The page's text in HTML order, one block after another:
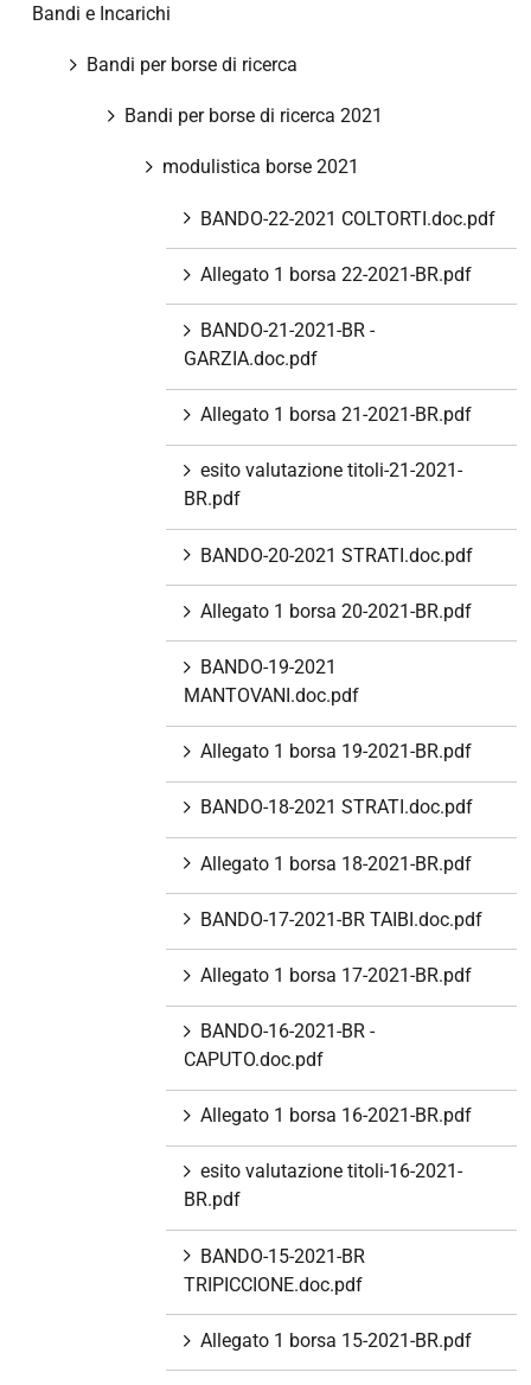
Bandi e Incarichi
Bandi per borse di ricerca
Bandi per borse di ricerca 2021
modulistica borse 2021
BANDO-22-2021 COLTORTI.doc.pdf
Allegato 1 borsa 22-2021-BR.pdf
BANDO-21-2021-BR -
GARZIA.doc.pdf
Allegato 1 borsa 21-2021-BR.pdf
esito valutazione titoli-21-2021-
BR.pdf
BANDO-20-2021 STRATI.doc.pdf
Allegato 1 borsa 20-2021-BR.pdf
BANDO-19-2021
MANTOVANI.doc.pdf
Allegato 1 borsa 19-2021-BR.pdf
BANDO-18-2021 STRATI.doc.pdf
Allegato 1 borsa 18-2021-BR.pdf
BANDO-17-2021-BR TAIBI.doc.pdf
Allegato 1 borsa 17-2021-BR.pdf
BANDO-16-2021-BR -
CAPUTO.doc.pdf
Allegato 1 borsa 16-2021-BR.pdf
esito valutazione titoli-16-2021-
BR.pdf
BANDO-15-2021-BR
TRIPICCIONE.doc.pdf
Allegato 1 borsa 15-2021-BR.pdf